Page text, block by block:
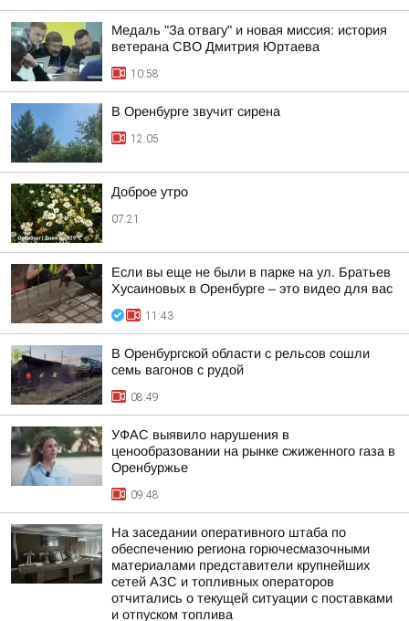
Медаль "За отвагу" и новая миссия: история
ветерана СВО Дмитрия Юртаева
10:58
В Оренбурге звучит сирена
12:05
Доброе утро
07:21
Если вы еще не были в парке на ул. Братьев
Хусаиновых в Оренбурге – это видео для вас
11:43
В Оренбургской области с рельсов сошли
семь вагонов с рудой
08:49
УФАС выявило нарушения в
ценообразовании на рынке сжиженного газа в
Оренбуржье
09:48
На заседании оперативного штаба по
обеспечению региона горючесмазочными
материалами представители крупнейших
сетей АЗС и топливных операторов
отчитались о текущей ситуации с поставками
и отпуском топлива